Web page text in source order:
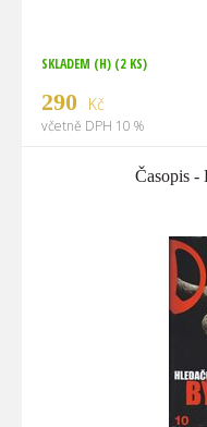
SKLADEM (H) (2 KS)
290 Kč
včetně DPH 10 %
Časopis -